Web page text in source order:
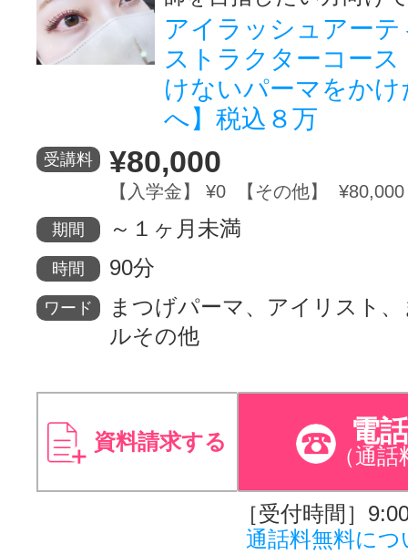
グッドスク
掲載のお問
サイトマッ
アイラッシュアー
ストラクターコース
けないパーマをか
へ】税込８万
受講料 ¥80,000
【入学金】 ¥0 【その他】 ¥80,000
期間 ～１ヶ月未満
時間 90分
ワード
まつげパーマ、アイリスト
ルその他
資料請求する 電
（通話
［受付時間］
通話料無料につ